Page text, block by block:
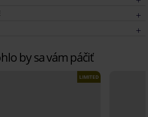
by sa vám páčiť
LIMITED